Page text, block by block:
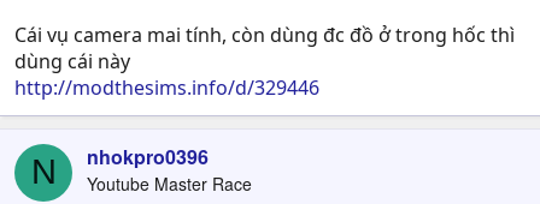
Cái vụ camera mai tính, còn dùng đc đồ ở trong hốc thì
dùng cái này
http://modthesims.info/d/329446
N nhokpro0396
Youtube Master Race